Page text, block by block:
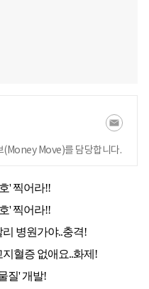
(Money Move)를 담당합니다.